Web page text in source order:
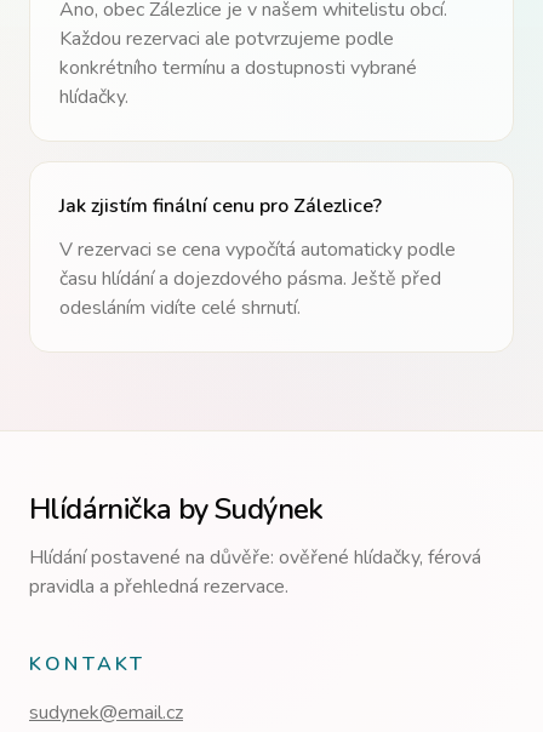
Ano, obecZálezlice je v našem whitelistu obcí.
Každou rezervaci ale potvrzujeme podle
konkrétního termínu a dostupnosti vybrané
hlídačky.
Jak zjistím finální cenu pro Zálezlice?
V rezervaci se cena vypočítá automaticky podle
času hlídání a dojezdového pásma. Ještě před
odesláním vidíte celé shrnutí.
Hlídárnička by Sudýnek
Hlídání postavené na důvěře: ověřené hlídačky, férová
pravidla a přehledná rezervace.
KONTAKT
sudynek@email.cz